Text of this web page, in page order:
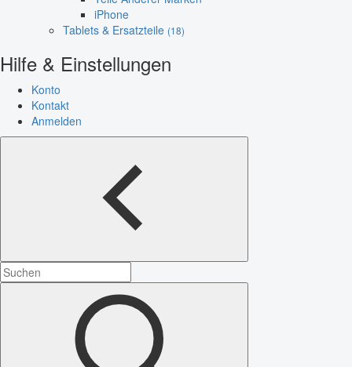
iPhone
Tablets & Ersatzteile (18)
Hilfe & Einstellungen
Konto
Kontakt
Anmelden